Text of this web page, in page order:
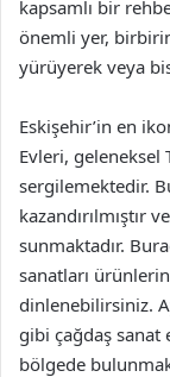
kapsamlı bir
önemli yer,
yürüyerek veya
Eskişehir’in en
Evleri,
sergilemektedir.
kazandırılmıştır
sunmaktadır.
sanatları
dinlenebilirsiniz.
gibi çağdaş sanat
bölgede